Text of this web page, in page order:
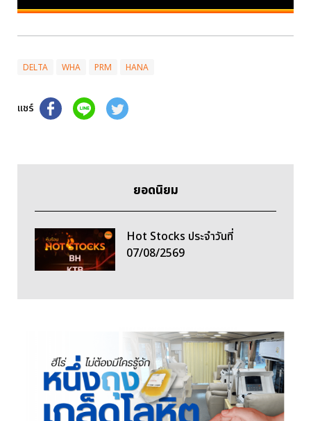
DELTA WHA PRM HANA
แชร์
ยอดนิยม
Hot Stocks ประจำวันที่
07/08/2569